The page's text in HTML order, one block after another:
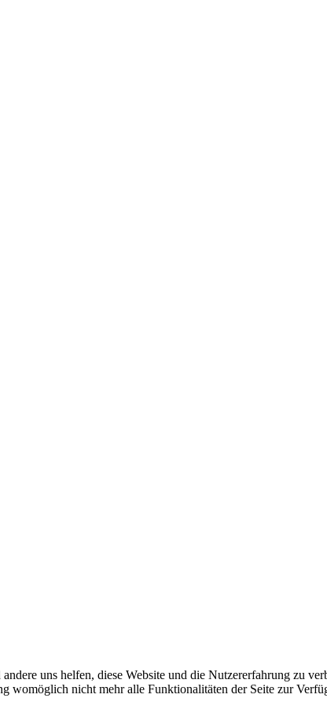
uns helfen, diese Website und die Nutzererfahrung zu
womöglich nicht mehr alle Funktionalitäten der Seite zur